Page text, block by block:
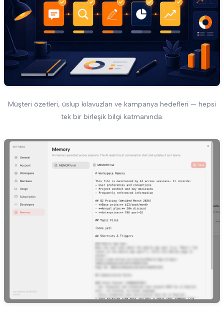
Müşteri özetleri, üslup kılavuzları ve kampanya hedefleri — hepsi
tek bir birleşik bilgi katmanında.